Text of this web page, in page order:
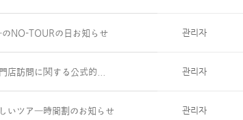
NO-TOURの日お知らせ 관리자
店訪問に関する公式的... 관리자
いツアー時間割のお知らせ 관리자